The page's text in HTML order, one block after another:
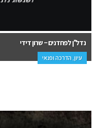
נדל"ן לפחדנים – שרון דידי
עיון, הדרכה ופנאי